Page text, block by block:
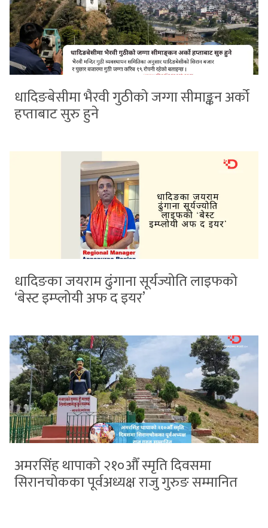
धादिङबेसीमा भैरवी गुठीको जग्गा सीमाङ्कन अर्को
हप्ताबाट सुरु हुने
धादिङका जयराम ढुंगाना सूर्यज्योति लाइफको
‘बेस्ट इम्प्लोयी अफ द इयर’
अमरसिंह थापाको २१०औँ स्मृति दिवसमा
सिरानचोकका पूर्वअध्यक्ष राजु गुरुङ सम्मानित